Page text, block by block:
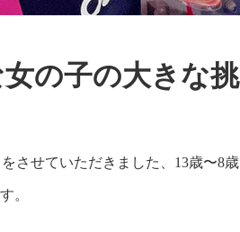
の子の大きな挑
させていただきました、13歳〜8歳
。